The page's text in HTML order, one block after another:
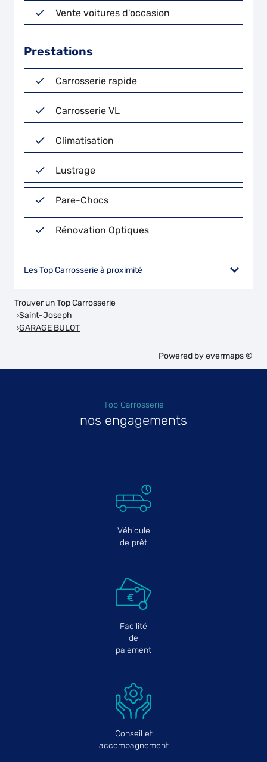
Vente voitures d'occasion
Prestations
Carrosserie rapide
Carrosserie VL
Climatisation
Lustrage
Pare-Chocs
Rénovation Optiques
Les Top Carrosserie à proximité
Trouver un Top Carrosserie
Saint-Joseph
GARAGE BULOT
Powered byevermaps ©
Top Carrosserie
nos engagements
Véhicule
de prêt
Facilité
de
paiement
Conseil et
accompagnement